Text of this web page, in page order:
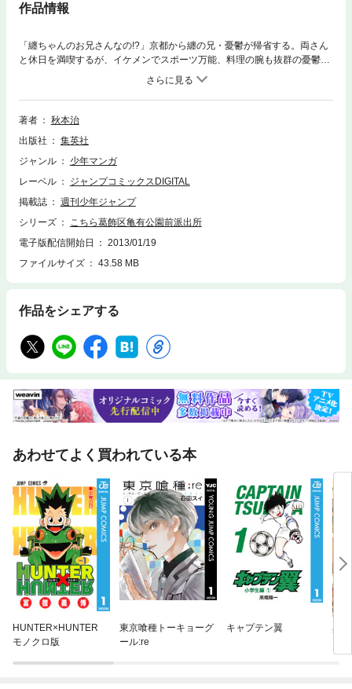
作品情報
「纏ちゃんのお兄さんなの!?」京都から纏の兄・憂鬱が帰省する。両さん
と休日を満喫するが、イケメンでスポーツ万能、料理の腕も抜群の憂鬱
は、婦警たちの人気者に。対抗心を煽られた両さんは…。「憂鬱帰京すの
著者
秋本治
出版社
集英社
ジャンル
少年マンガ
レーベル
ジャンプコミックスDIGITAL
掲載誌
週刊少年ジャンプ
シリーズ
こちら葛飾区亀有公園前派出所
電子版配信開始日
2013/01/19
ファイルサイズ
43.58 MB
作品をシェアする
あわせてよく買われている本
HUNTER×HUNTER
モノクロ版
東京喰種トーキョーグ
ール:re
キャプテン翼 異